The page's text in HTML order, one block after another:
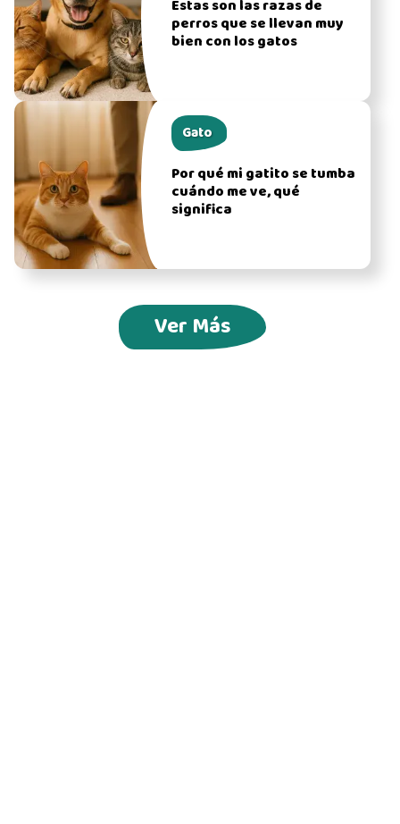
Estas son las razas de
perros que se llevan muy
bien con los gatos
Gato
Por qué mi gatito se tumba
cuándo me ve, qué
significa
Ver Más